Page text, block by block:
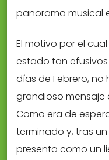
panorama musical
El motivo por el
estado tan
días de Febrero,
grandioso mensaje
Como era de
terminado y, tras un
presenta como un